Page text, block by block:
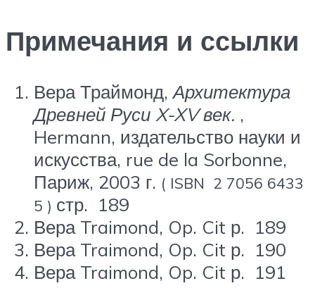
Примечания и ссылки
Вера Траймонд,Архитектура
Древней Руси X-XV век. ,
Hermann, издательство науки и
искусства, rue de la Sorbonne,
Париж, 2003 г. ( ISBN 2 7056 6433
5 ) стр. 189
Вера Traimond, Op. Cit р. 189
Вера Traimond, Op. Cit р. 190
Вера Traimond, Op. Cit р. 191